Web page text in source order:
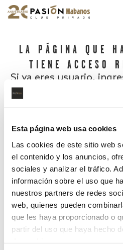
Esta página web usa cookies
Las cookies de este sitio web
el contenido y los anuncios,
sociales y analizar el tráfico.
información sobre el uso que
nuestros partners de redes
web, quienes pueden
que les haya proporcionado o
partir del uso que haya hecho
LA PÁGINA QUE
TIENE ACCESO
Si ya eres usuario,
¿Has olvidado tu contraseña?